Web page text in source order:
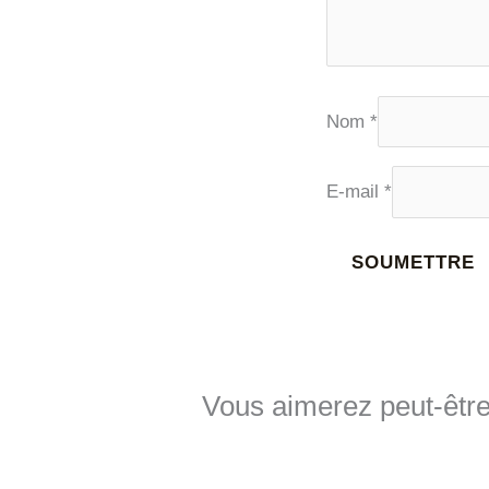
Nom *
E-mail *
Vous aimerez peut-